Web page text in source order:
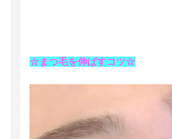
☆まつ毛を伸ばすコツ☆